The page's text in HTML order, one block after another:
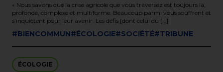
« Nous savons que la crise agricole que vous traversez est toujours là,
profonde, complexe et multiforme. Beaucoup parmi vous souffrent et
s’inquiètent pour leur avenir. Les défis [dont celui du […]
#BIENCOMMUN#ÉCOLOGIE#SOCIÉTÉ#TRIBUNE
ÉCOLOGIE